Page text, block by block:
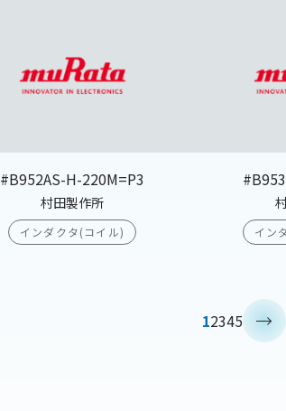
#B952AS-H-220M=P3
村田製作所
インダクタ(コイル) イン
12345